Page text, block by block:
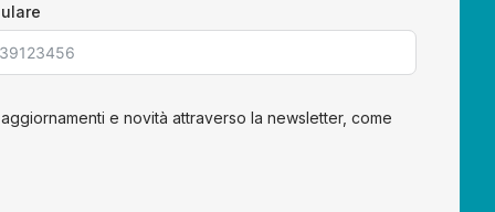
e novità attraverso la newsletter, come